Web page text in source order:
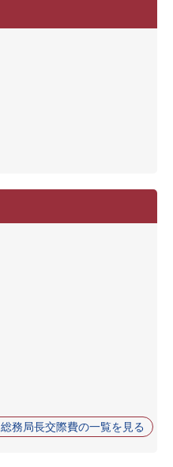
総務局長交際費の一覧を見る